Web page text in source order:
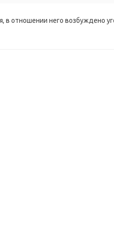
в отношении него возбуждено